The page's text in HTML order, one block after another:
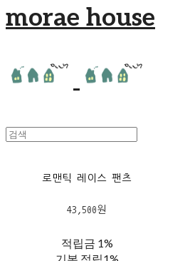
morae house
로맨틱 레이스 팬츠
43,500원
적립금 1%